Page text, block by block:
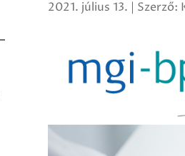
2021. július 13. |